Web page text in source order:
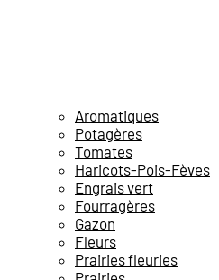
Aromatiques
Potagères
Tomates
Haricots-Pois-Fèves
Engrais vert
Fourragères
Gazon
Fleurs
Prairies fleuries